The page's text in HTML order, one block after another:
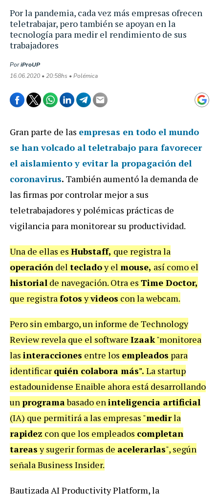
Por la pandemia, cada vez más empresas ofrecen
teletrabajar, pero también se apoyan en la
tecnología para medir el rendimiento de sus
trabajadores
PoriProUP
16.06.2020 • 20:58hs • Polémica
Gran parte de las empresas en todo el mundo
se han volcado al teletrabajo para favorecer
el aislamiento y evitar la propagación del
coronavirus. También aumentó la demanda de
las firmas por controlar mejor a sus
teletrabajadores y polémicas prácticas de
vigilancia para monitorear su productividad.
Una de ellas es Hubstaff, que registra la
operación del tecladoy el mouse, así como el
historial de navegación. Otra es Time Doctor,
que registrafotosyvideos con la webcam.
Pero sin embargo, un informe de Technology
Review revela que el software Izaak"monitorea
las interacciones entre los empleados para
identificar quién colabora más". La startup
estadounidense Enaible ahora está desarrollando
unprogramabasado eninteligencia artificial
(IA) que permitirá a las empresas "medirla
rapidez con que los empleados completan
tareasy sugerir formas de acelerarlas", según
señala Business Insider.
Bautizada AI Productivity Platform, la